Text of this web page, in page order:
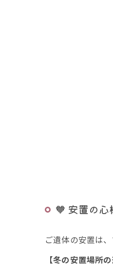
🧡 安置の心
ご遺体の安置は
【冬の安置場所の